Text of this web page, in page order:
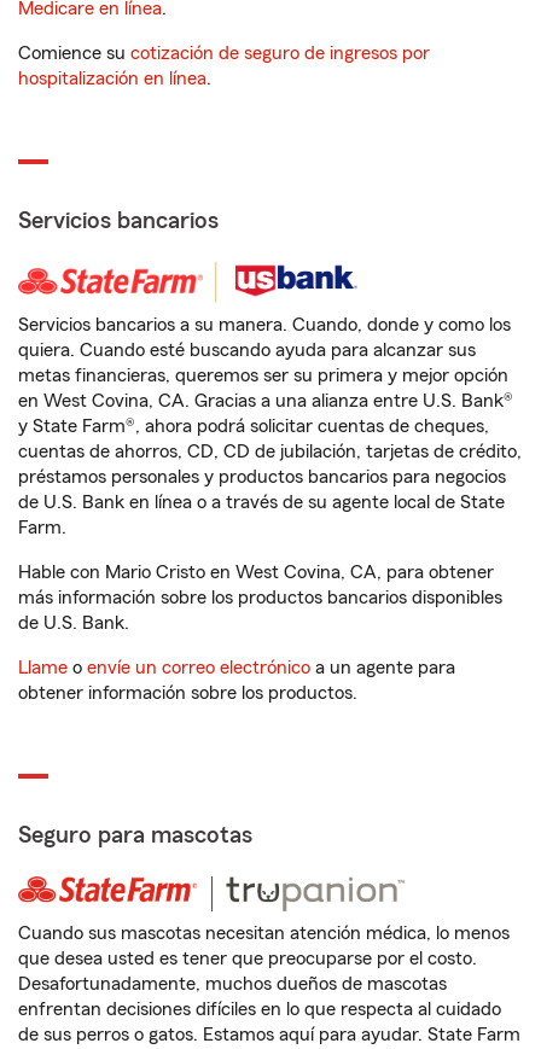
Medicare en línea.
Comience su cotización de seguro de ingresos por
hospitalización en línea.
Servicios bancarios
Servicios bancarios a su manera. Cuando, donde y como los
quiera. Cuando esté buscando ayuda para alcanzar sus
metas financieras, queremos ser su primera y mejor opción
en West Covina, CA. Gracias a una alianza entre U.S. Bank®
y State Farm®, ahora podrá solicitar cuentas de cheques,
cuentas de ahorros, CD, CD de jubilación, tarjetas de crédito,
préstamos personales y productos bancarios para negocios
de U.S. Bank en línea o a través de su agente local de State
Farm.
Hable con Mario Cristo en West Covina, CA, para obtener
más información sobre los productos bancarios disponibles
de U.S. Bank.
Llame o envíe un correo electrónico a un agente para
obtener información sobre los productos.
Seguro para mascotas
Cuando sus mascotas necesitan atención médica, lo menos
que desea usted es tener que preocuparse por el costo.
Desafortunadamente, muchos dueños de mascotas
enfrentan decisiones difíciles en lo que respecta al cuidado
de sus perros o gatos. Estamos aquí para ayudar. State Farm